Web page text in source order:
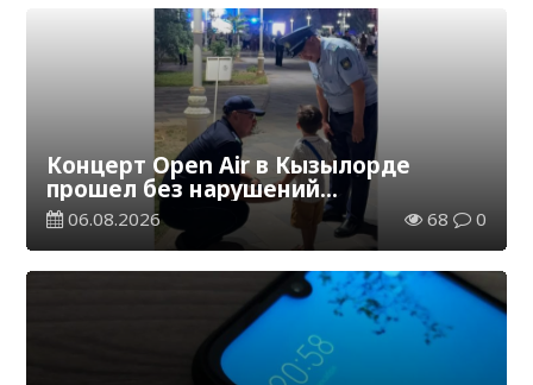
Концерт Open Air в Кызылорде
прошел без нарушений
общественного порядка
06.08.2026 68 0